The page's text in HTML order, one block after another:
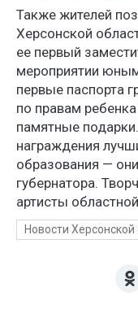
Также жителей
Херсонской
ее первый
мероприятии
первые паспорта
по правам
памятные
награждения
образования —
губернатора.
артисты
Новости Херсонской